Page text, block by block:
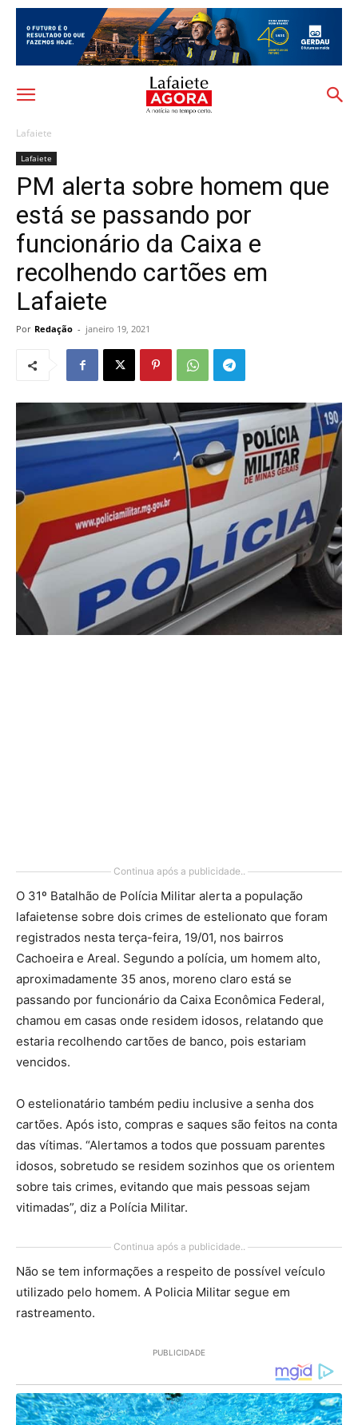
Lafaiete
Lafaiete
PM alerta sobre homem que
está se passando por
funcionário da Caixa e
recolhendo cartões em
Lafaiete
Por Redação - janeiro 19, 2021
Continua após a publicidade..
O 31º Batalhão de Polícia Militar alerta a população
lafaietense sobre dois crimes de estelionato que foram
registrados nesta terça-feira, 19/01, nos bairros
Cachoeira e Areal. Segundo a polícia, um homem alto,
aproximadamente 35 anos, moreno claro está se
passando por funcionário da Caixa Econômica Federal,
chamou em casas onde residem idosos, relatando que
estaria recolhendo cartões de banco, pois estariam
vencidos.
O estelionatário também pediu inclusive a senha dos
cartões. Após isto, compras e saques são feitos na conta
das vítimas. “Alertamos a todos que possuam parentes
idosos, sobretudo se residem sozinhos que os orientem
sobre tais crimes, evitando que mais pessoas sejam
vitimadas”, diz a Polícia Militar.
Continua após a publicidade..
Não se tem informações a respeito de possível veículo
utilizado pelo homem. A Policia Militar segue em
rastreamento.
PUBLICIDADE